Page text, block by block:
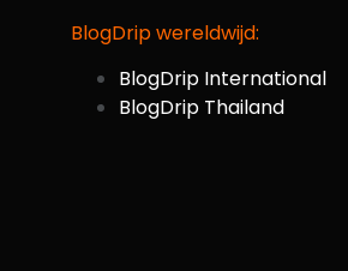
BlogDrip wereldwijd:
BlogDrip International
BlogDrip Thailand